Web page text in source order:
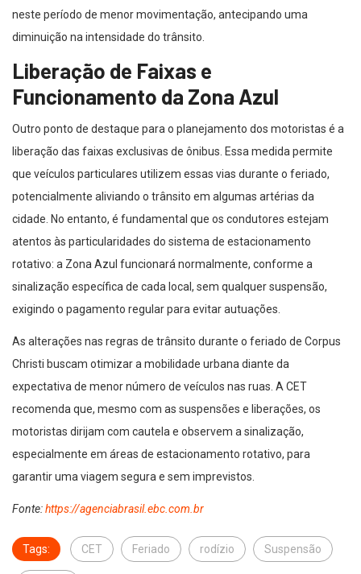
neste período de menor movimentação, antecipando uma
diminuição na intensidade do trânsito.
Liberação de Faixas e
Funcionamento da Zona Azul
Outro ponto de destaque para o planejamento dos motoristas é a
liberação das faixas exclusivas de ônibus. Essa medida permite
que veículos particulares utilizem essas vias durante o feriado,
potencialmente aliviando o trânsito em algumas artérias da
cidade. No entanto, é fundamental que os condutores estejam
atentos às particularidades do sistema de estacionamento
rotativo: a Zona Azul funcionará normalmente, conforme a
sinalização específica de cada local, sem qualquer suspensão,
exigindo o pagamento regular para evitar autuações.
As alterações nas regras de trânsito durante o feriado de Corpus
Christi buscam otimizar a mobilidade urbana diante da
expectativa de menor número de veículos nas ruas. A CET
recomenda que, mesmo com as suspensões e liberações, os
motoristas dirijam com cautela e observem a sinalização,
especialmente em áreas de estacionamento rotativo, para
garantir uma viagem segura e sem imprevistos.
Fonte:https://agenciabrasil.ebc.com.br
Tags: CET Feriado rodízio Suspensão